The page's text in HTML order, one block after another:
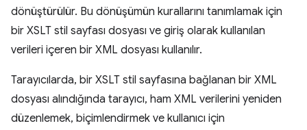
dönüştürülür. Bu dönüşümün kurallarını tanımlamak için
bir XSLT stil sayfası dosyası ve giriş olarak kullanılan
verileri içeren bir XML dosyası kullanılır.
Tarayıcılarda, bir XSLT stil sayfasına bağlanan bir XML
dosyası alındığında tarayıcı, ham XML verilerini yeniden
düzenlemek, biçimlendirmek ve kullanıcı için